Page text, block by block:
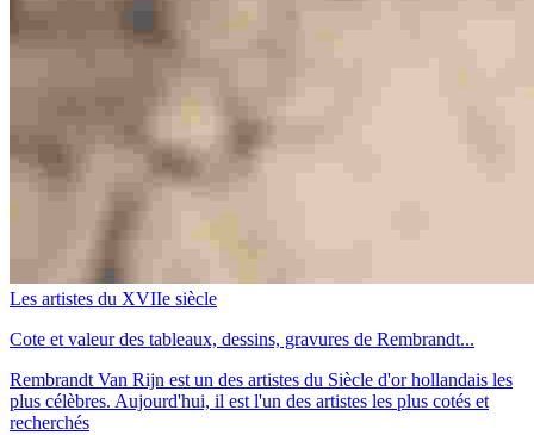
Les artistes du XVIIe siècle
Cote et valeur des tableaux, dessins, gravures de Rembrandt...
Rembrandt Van Rijn est un des artistes du Siècle d'or hollandais les
plus célèbres. Aujourd'hui, il est l'un des artistes les plus cotés et
recherchés